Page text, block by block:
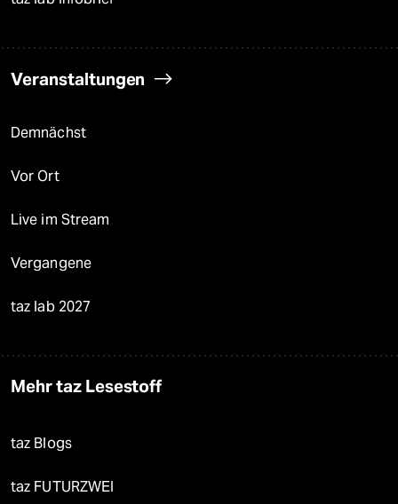
Veranstaltungen
Demnächst
Vor Ort
Live im Stream
Vergangene
taz lab 2027
Mehr taz Lesestoff
taz Blogs
taz FUTURZWEI